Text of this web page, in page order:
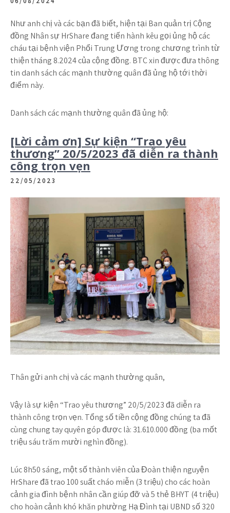
Như anh chị và các bạn đã biết, hiện tại Ban quản trị Cộng
đồng Nhân sự HrShare đang tiến hành kêu gọi ủng hộ các
cháu tại bệnh viện Phổi Trung Ương trong chương trình từ
thiện tháng 8.2024 của cộng đồng. BTC xin được đưa thông
tin danh sách các mạnh thường quân đã ủng hộ tới thời
điểm này.
Danh sách các mạnh thường quân đã ủng hộ:
[Lời cảm ơn] Sự kiện “Trao yêu
thương” 20/5/2023 đã diễn ra thành
công trọn vẹn
22/05/2023
Thân gửi anh chị và các mạnh thường quân,
Vậy là sự kiện “Trao yêu thương” 20/5/2023 đã diễn ra
thành công trọn vẹn. Tổng số tiền cộng đồng chúng ta đã
cùng chung tay quyên góp được là: 31.610.000 đồng (ba mốt
triệu sáu trăm mười nghìn đồng).
Lúc 8h50 sáng, một số thành viên của Đoàn thiện nguyện
HrShare đã trao 100 suất cháo miễn (3 triệu) cho các hoàn
cảnh gia đình bệnh nhân cần giúp đỡ và 5 thẻ BHYT (4 triệu)
cho hoàn cảnh khó khăn phường Hạ Đình tại UBND số 320